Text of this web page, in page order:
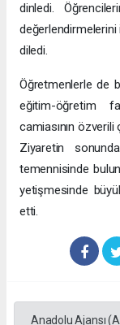
dinledi.
değerlendirmelerini
diledi.
Öğretmenlerle de
eğitim-öğretim
camiasının özverili
Ziyaretin
temennisinde
yetişmesinde
etti.
Anadolu Ajansı